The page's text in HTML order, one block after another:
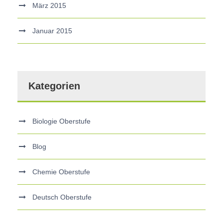
März 2015
Januar 2015
Kategorien
Biologie Oberstufe
Blog
Chemie Oberstufe
Deutsch Oberstufe